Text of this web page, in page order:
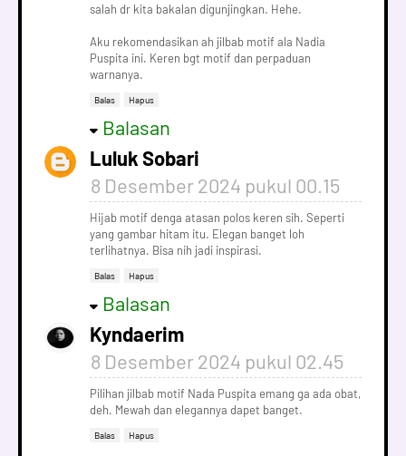
salah dr kita bakalan digunjingkan. Hehe.
Aku rekomendasikan ah jilbab motif ala Nadia
Puspita ini. Keren bgt motif dan perpaduan
warnanya.
Balas Hapus
Balasan
Luluk Sobari
8 Desember 2024 pukul 00.15
Hijab motif denga atasan polos keren sih. Seperti
yang gambar hitam itu. Elegan banget loh
terlihatnya. Bisa nih jadi inspirasi.
Balas Hapus
Balasan
Kyndaerim
8 Desember 2024 pukul 02.45
Pilihan jilbab motif Nada Puspita emang ga ada obat,
deh. Mewah dan elegannya dapet banget.
Balas Hapus